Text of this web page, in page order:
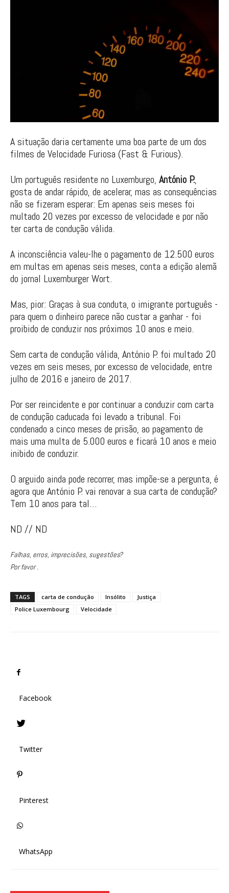
A situação daria certamente uma boa parte de um dos
filmes de Velocidade Furiosa (Fast & Furious).
Um português residente no Luxemburgo, António P.,
gosta de andar rápido, de acelerar, mas as consequências
não se fizeram esperar: Em apenas seis meses foi
multado 20 vezes por excesso de velocidade e por não
ter carta de condução válida.
A inconsciência valeu-lhe o pagamento de 12.500 euros
em multas em apenas seis meses, conta a edição alemã
do jornal Luxemburger Wort.
Mas, pior: Graças à sua conduta, o imigrante português -
para quem o dinheiro parece não custar a ganhar - foi
proibido de conduzir nos próximos 10 anos e meio.
Sem carta de condução válida, António P. foi multado 20
vezes em seis meses, por excesso de velocidade, entre
julho de 2016 e janeiro de 2017.
Por ser reincidente e por continuar a conduzir com carta
de condução caducada foi levado a tribunal. Foi
condenado a cinco meses de prisão, ao pagamento de
mais uma multa de 5.000 euros e ficará 10 anos e meio
inibido de conduzir.
O arguido ainda pode recorrer, mas impõe-se a pergunta, é
agora que António P. vai renovar a sua carta de condução?
Tem 10 anos para tal…
ND // ND
Falhas, erros, imprecisões, sugestões?
Por favor .
TAGS carta de condução Insólito
Justiça
Police Luxembourg
Velocidade
Facebook
Twitter
Pinterest
WhatsApp